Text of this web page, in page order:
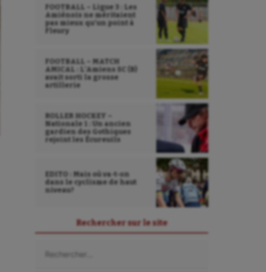
FOOTBALL – Ligue 3 : Les
Amiénois ne méritaient
pas mieux qu’un point à
Fleury
FOOTBALL – MATCH
AMICAL : L’Amiens SC (B)
avait sorti la grosse
artillerie
ROLLER HOCKEY –
Nationale 1 : Un ancien
gardien des Gothiques
rejoint les Écureuils
EDITO : Mais où va-t-on
dans le cyclisme de haut
niveau?
Rechercher sur le site